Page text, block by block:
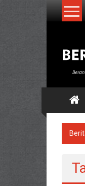
Lompat